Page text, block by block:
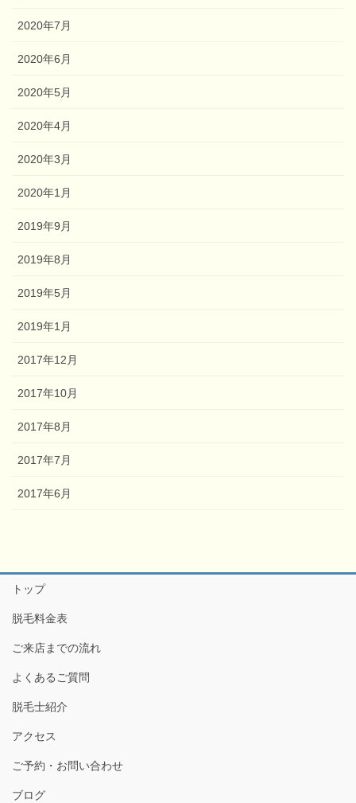
2020年7月
2020年6月
2020年5月
2020年4月
2020年3月
2020年1月
2019年9月
2019年8月
2019年5月
2019年1月
2017年12月
2017年10月
2017年8月
2017年7月
2017年6月
トップ
脱毛料金表
ご来店までの流れ
よくあるご質問
脱毛士紹介
アクセス
ご予約・お問い合わせ
ブログ